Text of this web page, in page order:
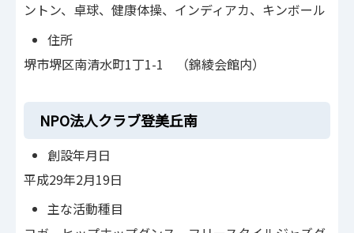
ントン、卓球、健康体操、インディアカ、キンボール
住所
堺市堺区南清水町1丁1-1 （錦綾会館内）
NPO法人クラブ登美丘南
創設年月日
平成29年2月19日
主な活動種目